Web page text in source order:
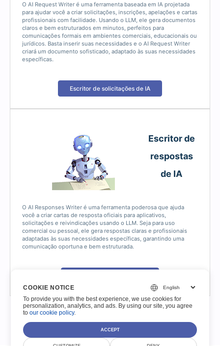
O AI Request Writer é uma ferramenta baseada em IA projetada
para ajudar você a criar solicitações, inscrições, apelações e cartas
profissionais com facilidade. Usando o LLM, ele gera documentos
claros e bem estruturados em minutos, perfeitos para
comunicações formais em ambientes comerciais, educacionais ou
jurídicos. Basta inserir suas necessidades e o AI Request Writer
criará um documento sofisticado, adaptado às suas necessidades
específicas.
Escritor de solicitações de IA
Escritor de
respostas
de IA
O AI Responses Writer é uma ferramenta poderosa que ajuda
você a criar cartas de resposta oficiais para aplicativos,
solicitações e reivindicações usando o LLM. Seja para uso
comercial ou pessoal, ele gera respostas claras e profissionais
adaptadas às suas necessidades específicas, garantindo uma
comunicação oportuna e bem estruturada.
COOKIE NOTICE
To provide you with the best experience, we use cookies for
personalization, analytics, and ads. By using our site, you agree
toour cookie policy.
ACCEPT